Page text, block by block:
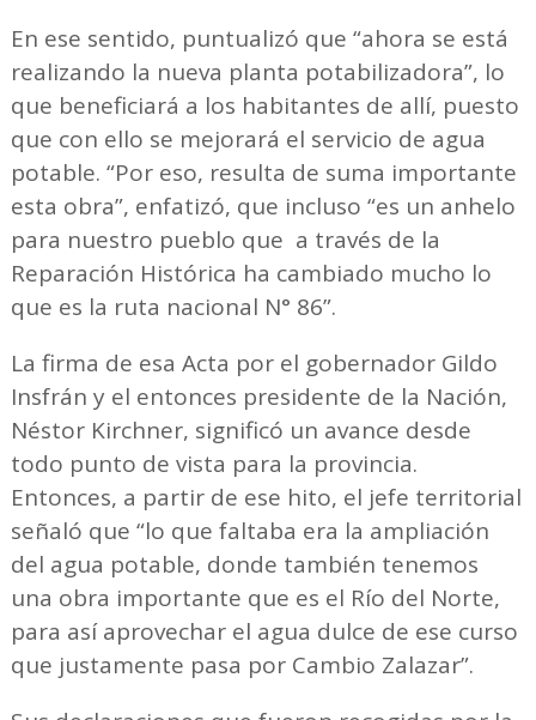
En ese sentido, puntualizó que “ahora se está
realizando la nueva planta potabilizadora”, lo
que beneficiará a los habitantes de allí, puesto
que con ello se mejorará el servicio de agua
potable. “Por eso, resulta de suma importante
esta obra”, enfatizó, que incluso “es un anhelo
para nuestro pueblo que a través de la
Reparación Histórica ha cambiado mucho lo
que es la ruta nacional N° 86”.
La firma de esa Acta por el gobernador Gildo
Insfrán y el entonces presidente de la Nación,
Néstor Kirchner, significó un avance desde
todo punto de vista para la provincia.
Entonces, a partir de ese hito, el jefe territorial
señaló que “lo que faltaba era la ampliación
del agua potable, donde también tenemos
una obra importante que es el Río del Norte,
para así aprovechar el agua dulce de ese curso
que justamente pasa por Cambio Zalazar”.